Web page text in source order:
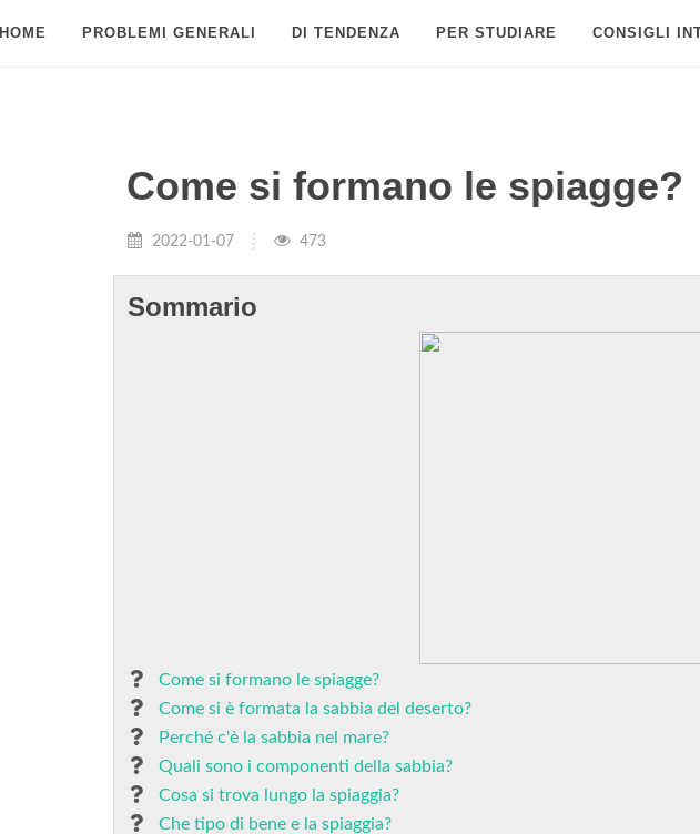
PROBLEMI GENERALI DI TENDENZA PER STUDIARE CONSIGLI
Come si formano le spiagge?
2022-01-07 473
Sommario
Come si formano le spiagge?
Come si è formata la sabbia del deserto?
Perché c'è la sabbia nel mare?
Quali sono i componenti della sabbia?
Cosa si trova lungo la spiaggia?
Che tipo di bene e la spiaggia?